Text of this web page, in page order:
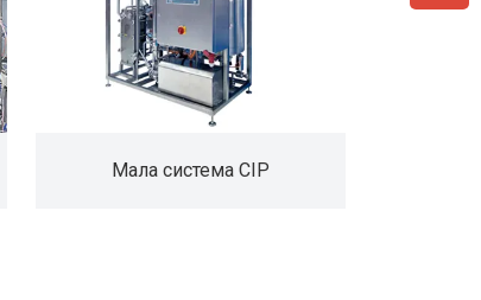
Мала система CIP